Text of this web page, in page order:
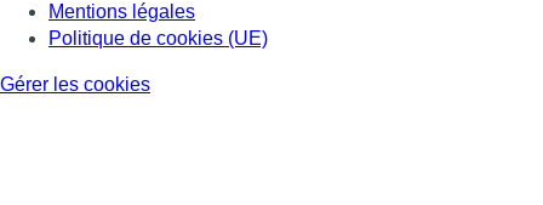
Mentions légales
Politique de cookies (UE)
Gérer les cookies